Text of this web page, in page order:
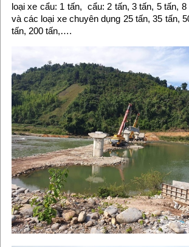
loại xe cẩu: 1 tấn, cẩu: 2 tấn, 3 tấn, 5 tấn, 8
và các loại xe chuyên dụng 25 tấn, 35 tấn,
tấn, 200 tấn,….